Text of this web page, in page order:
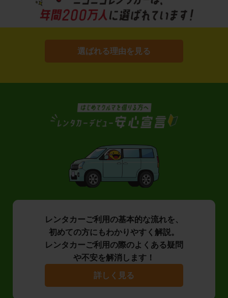
選ばれる理由を見る
レンタカーご利用の基本的な流れを、
初めての方にもわかりやすく解説。
レンタカーご利用の際のよくある疑問
や不安を解消します！
詳しく見る